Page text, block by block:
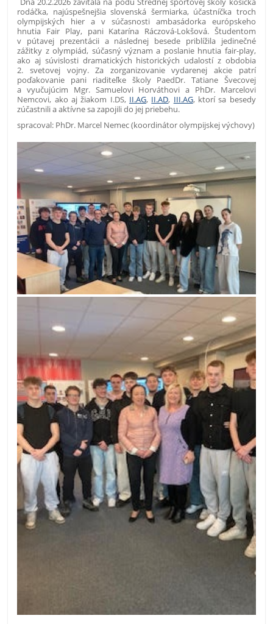
rodáčka, najúspešnejšia slovenská šermiarka, účastníčka troch
olympijských hier a v súčasnosti ambasádorka európskeho
hnutia Fair Play, pani Katarína Ráczová-Lokšová. Študentom
v pútavej prezentácii a následnej besede priblížila jedinečné
zážitky z olympiád, súčasný význam a poslanie hnutia fair-play,
ako aj súvislosti dramatických historických udalostí z obdobia
2. svetovej vojny. Za zorganizovanie vydarenej akcie patrí
poďakovanie pani riaditeľke školy PaedDr. Tatiane Švecovej
a vyučujúcim Mgr. Samuelovi Horváthovi a PhDr. Marcelovi
Nemcovi, ako aj žiakom I.DS, II.AG, II.AD, III.AG, ktorí sa besedy
zúčastnili a aktívne sa zapojili do jej priebehu.
spracoval: PhDr. Marcel Nemec (koordinátor olympijskej výchovy)